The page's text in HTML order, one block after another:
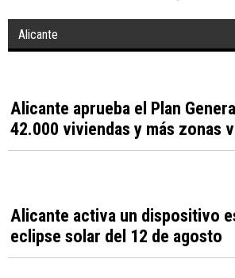
para mejorar su empleabilidad